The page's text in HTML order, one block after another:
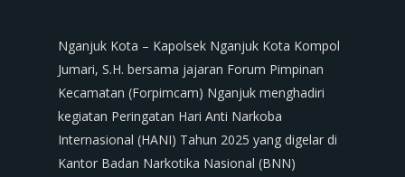
Nganjuk Kota – Kapolsek Nganjuk Kota Kompol
Jumari, S.H. bersama jajaran Forum Pimpinan
Kecamatan (Forpimcam) Nganjuk menghadiri
kegiatan Peringatan Hari Anti Narkoba
Internasional (HANI) Tahun 2025 yang digelar di
Kantor Badan Narkotika Nasional (BNN)